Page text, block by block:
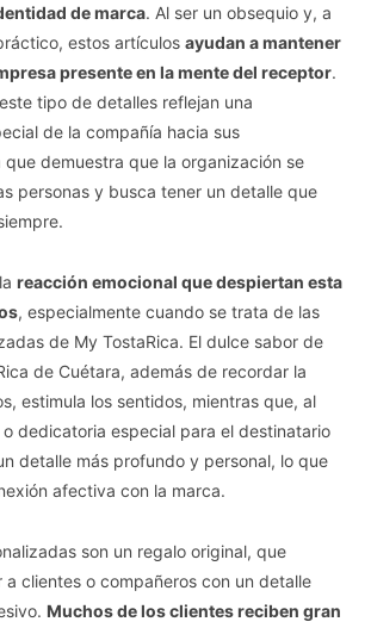
de marca. Al ser un obsequio y, a
estos artículos ayudan a mantener
presente en la mente del receptor.
tipo de detalles reflejan una
de la compañía hacia sus
demuestra que la organización se
personas y busca tener un detalle que
reacción emocional que despiertan esta
, especialmente cuando se trata de las
de My TostaRica. El dulce sabor de
de Cuétara, además de recordar la
estimula los sentidos, mientras que, al
o dedicatoria especial para el destinatario
detalle más profundo y personal, lo que
afectiva con la marca.
son un regalo original, que
a clientes o compañeros con un detalle
Muchos de los clientes reciben gran